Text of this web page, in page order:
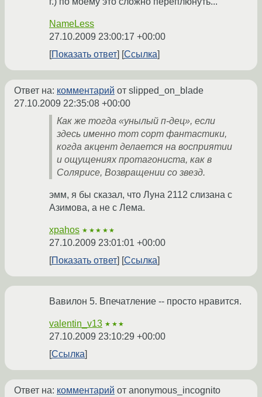
NameLess
27.10.2009 23:00:17 +00:00
Показать ответ
Ссылка
Ответ на: комментарий от slipped_on_blade
27.10.2009 22:35:08 +00:00
Как же тогда «унылый п-дец», если
здесь именно тот сорт фантастики,
когда акцент делается на восприятии
и ощущениях протагониста, как в
Солярисе, Возвращении со звезд.
эмм, я бы сказал, что Луна 2112 слизана с
Азимова, а не с Лема.
xpahos ★★★★★
27.10.2009 23:01:01 +00:00
Показать ответ
Ссылка
Вавилон 5. Впечатление -- просто нравится.
valentin_v13 ★★★
27.10.2009 23:10:29 +00:00
Ссылка
Ответ на: комментарий от anonymous_incognito